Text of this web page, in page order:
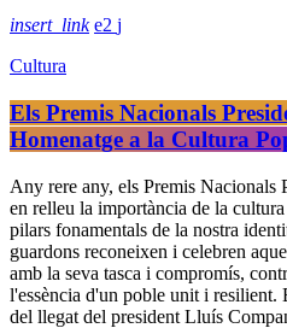
insert_link
2
Cultura
Els Premis Nacionals
Homenatge a la Cultura
Any rere any, els Premis Nacionals
en relleu la importància de la
pilars fonamentals de la nostra
guardons reconeixen i celebren
amb la seva tasca i compromís,
l'essència d'un poble unit i resilient.
del llegat del president Lluís